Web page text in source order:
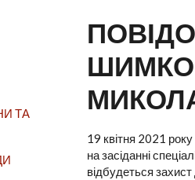
ТА
19 квітня 2021
на засіданні
відбудеться